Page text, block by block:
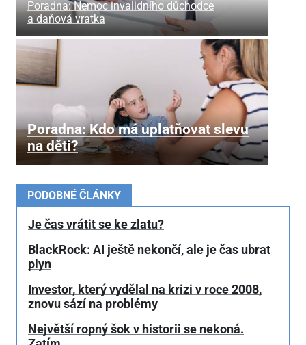
Poradna: Nemoc invalidního důchodce
a daňová vratka
Poradna: Kdo má uplatňovat slevu
na děti?
PODOBNÉ ČLÁNKY
Je čas vrátit se ke zlatu?
BlackRock: AI ještě nekončí, ale je čas ubrat
plyn
Investor, který vydělal na krizi v roce 2008,
znovu sází na problémy
Největší ropný šok v historii se nekoná.